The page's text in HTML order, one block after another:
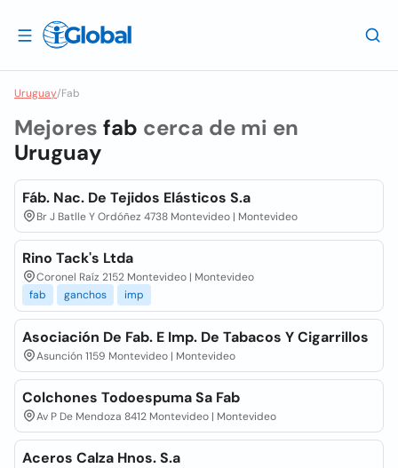
Uruguay/Fab
Mejores fab cerca de mi en
Uruguay
Fáb. Nac. De Tejidos Elásticos S.a
Br J Batlle Y Ordóñez 4738 Montevideo | Montevideo
Rino Tack's Ltda
Coronel Raíz 2152 Montevideo | Montevideo
fab
ganchos imp
Asociación De Fab. E Imp. De Tabacos Y Cigarrillos
Asunción 1159 Montevideo | Montevideo
Colchones Todoespuma Sa Fab
Av P De Mendoza 8412 Montevideo | Montevideo
Aceros Calza Hnos. S.a